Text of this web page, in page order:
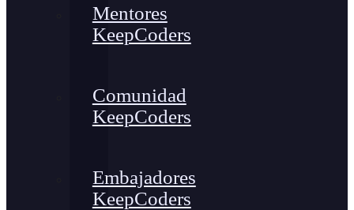
Mentores
KeepCoders
Comunidad
KeepCoders
Embajadores
KeepCoders